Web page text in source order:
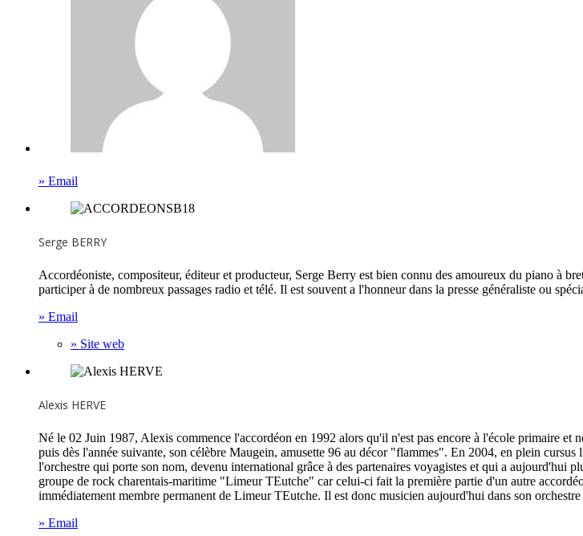
» Email
Serge BERRY
Accordéoniste, compositeur, éditeur et producteur, Serge Berry est bien connu des amoureux du piano à
participer à de nombreux passages radio et télé. Il est souvent a l'honneur dans la presse généraliste ou
» Email
» Site web
Alexis HERVE
Né le 02 Juin 1987, Alexis commence l'accordéon en 1992 alors qu'il n'est pas encore à l'école primaire
puis dès l'année suivante, son célèbre Maugein, amusette 96 au décor "flammes". En 2004, en plein
l'orchestre qui porte son nom, devenu international grâce à des partenaires voyagistes et qui a
groupe de rock charentais-maritime "Limeur TEutche" car celui-ci fait la première partie d'un autre
immédiatement membre permanent de Limeur TEutche. Il est donc musicien aujourd'hui dans son
» Email